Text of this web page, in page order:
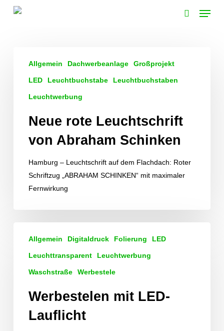
Menu
Leuchtschrift
Schinken
Allgemein Dachwerbeanlage Großprojekt
LED Leuchtbuchstabe Leuchtbuchstaben
Leuchtwerbung
Neue rote Leuchtschrift
von Abraham Schinken
Hamburg – Leuchtschrift auf dem Flachdach: Roter
Schriftzug „ABRAHAM SCHINKEN“ mit maximaler
Fernwirkung
Allgemein Digitaldruck Folierung LED
Leuchttransparent Leuchtwerbung
Waschstraße Werbestele
Werbestelen mit LED-
Lauflicht